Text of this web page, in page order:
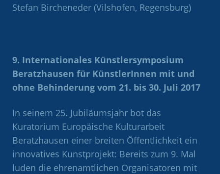
Stefan Bircheneder (Vilshofen, Regensburg)
9. Internationales Künstlersymposium
Beratzhausen für KünstlerInnen mit und
ohne Behinderung vom 21. bis 30. Juli 2017
In seinem 25. Jubiläumsjahr bot das
Kuratorium Europäische Kulturarbeit
Beratzhausen einer breiten Öffentlichkeit ein
innovatives Kunstprojekt: Bereits zum 9. Mal
luden die ehrenamtlichen Organisatoren mit